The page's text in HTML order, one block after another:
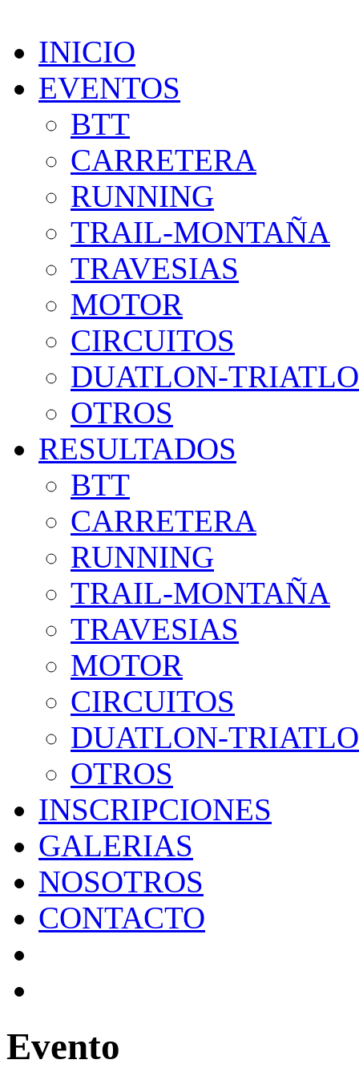
INICIO
EVENTOS
BTT
CARRETERA
RUNNING
TRAIL-MONTAÑA
TRAVESIAS
MOTOR
CIRCUITOS
DUATLON-
OTROS
RESULTADOS
BTT
CARRETERA
RUNNING
TRAIL-MONTAÑA
TRAVESIAS
MOTOR
CIRCUITOS
DUATLON-
OTROS
INSCRIPCIONES
GALERIAS
NOSOTROS
CONTACTO
Evento